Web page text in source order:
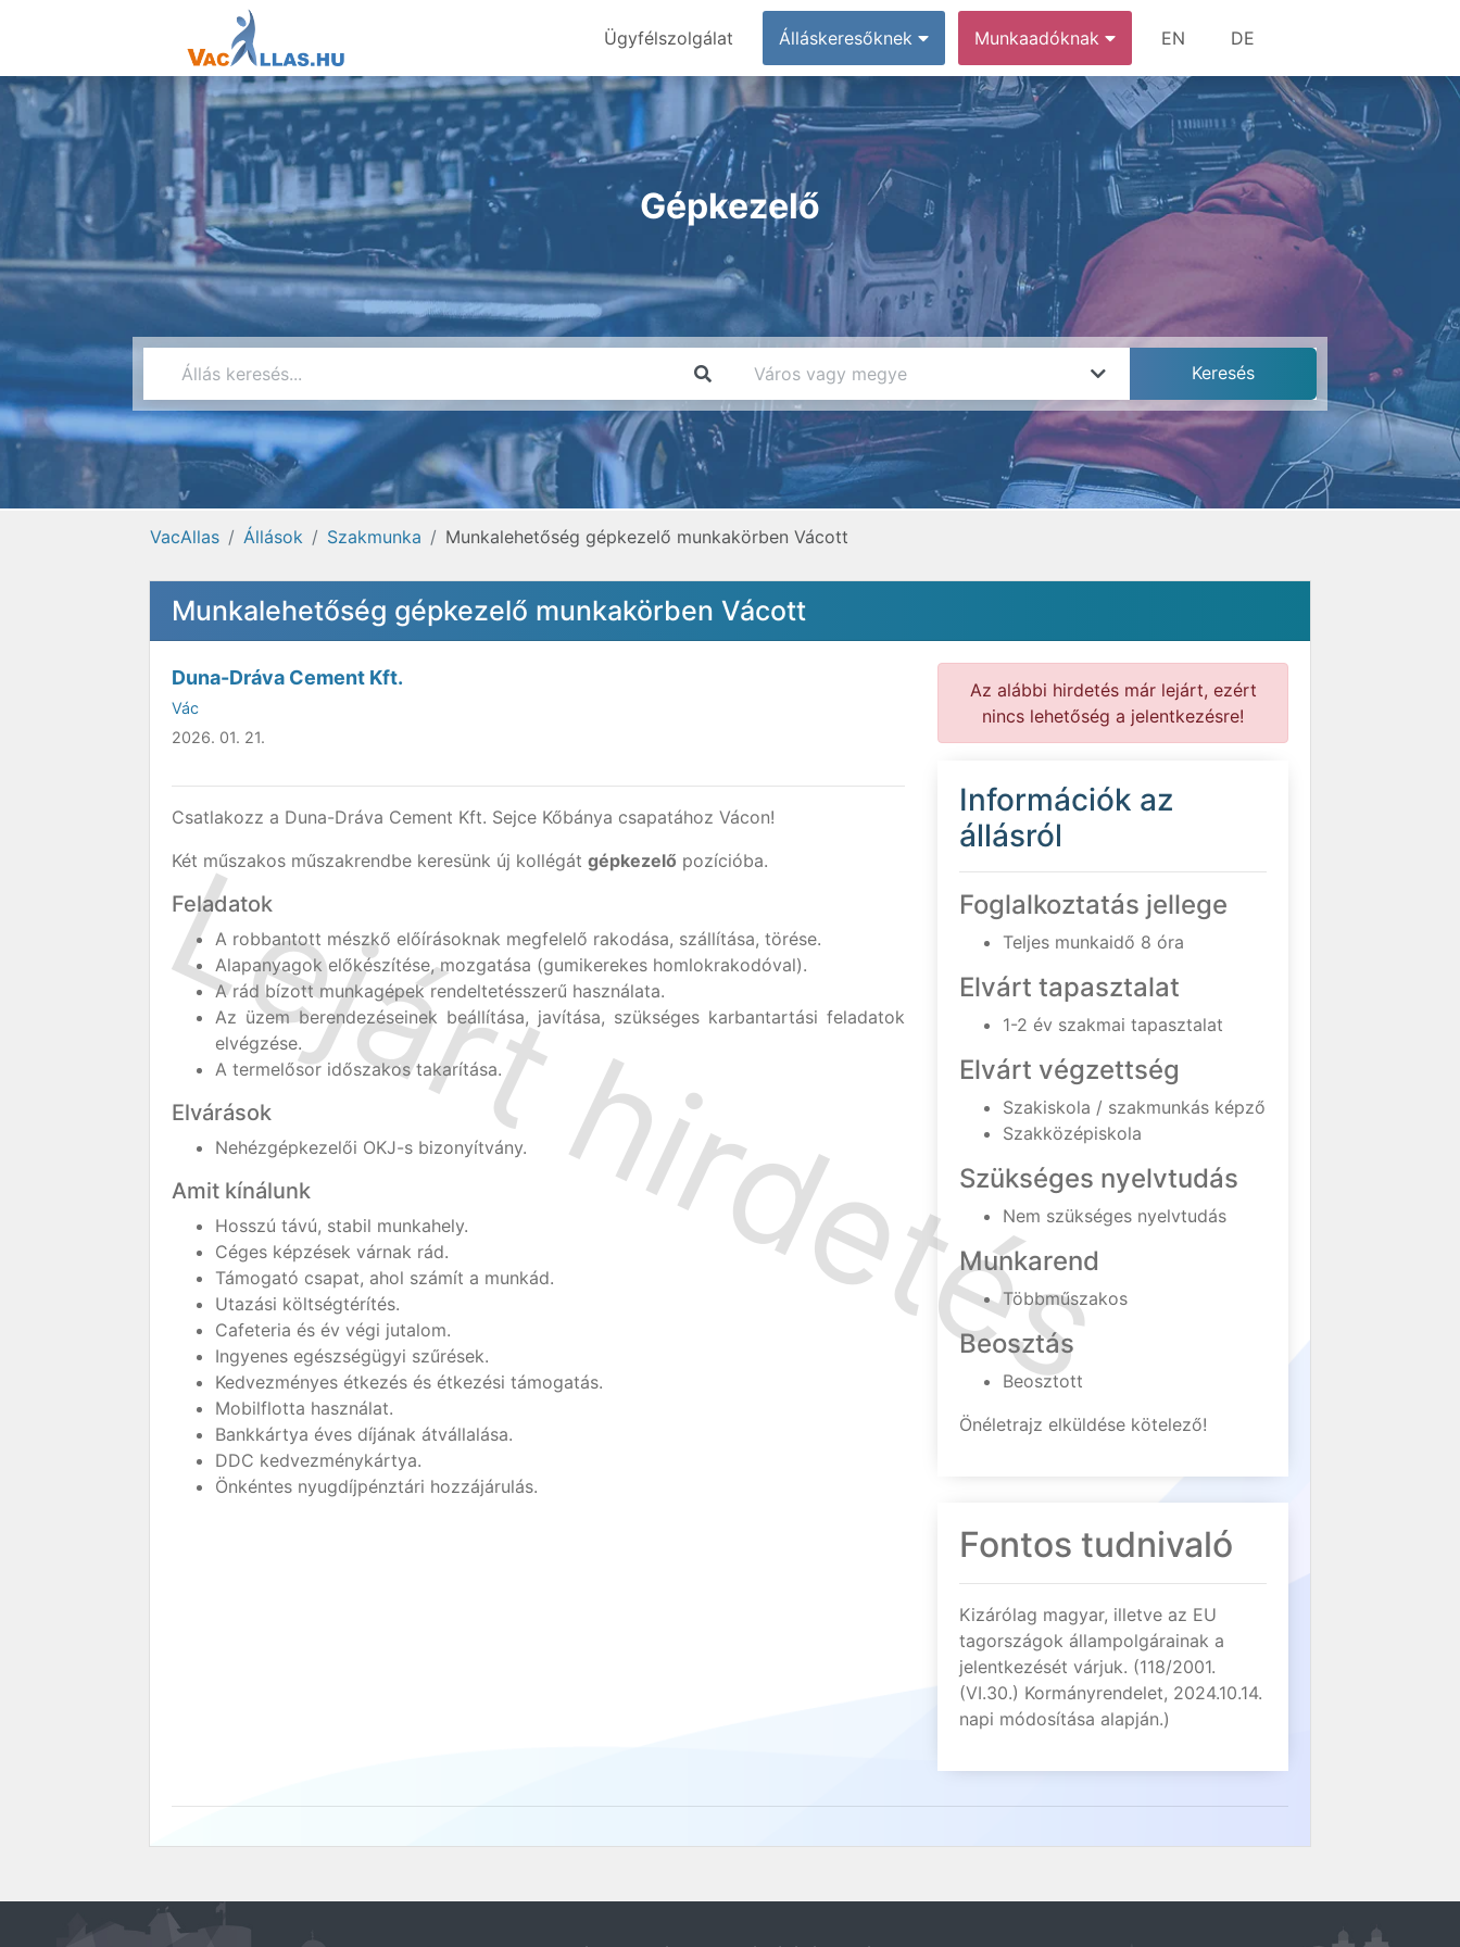
Ügyfélszolgálat Álláskeresőknek Munkaadóknak EN DE
Gépkezelő
VacAllas Állások Szakmunka Munkalehetőség gépkezelő munkakörben Vácott
Munkalehetőség gépkezelő munkakörben Vácott
Duna-Dráva Cement Kft.
Vác
2026. 01. 21.
Csatlakozz a Duna-Dráva Cement Kft. Sejce Kőbánya csapatához Vácon!
Két műszakos műszakrendbe keresünk új kollégát gépkezelő pozícióba.
Feladatok
A robbantott mészkő előírásoknak megfelelő rakodása, szállítása, törése.
Alapanyagok előkészítése, mozgatása (gumikerekes homlokrakodóval).
A rád bízott munkagépek rendeltetésszerű használata.
Az üzem berendezéseinek beállítása, javítása, szükséges karbantartási feladatok
elvégzése.
A termelősor időszakos takarítása.
Elvárások
Nehézgépkezelői OKJ-s bizonyítvány.
Amit kínálunk
Hosszú távú, stabil munkahely.
Céges képzések várnak rád.
Támogató csapat, ahol számít a munkád.
Utazási költségtérítés.
Cafeteria és év végi jutalom.
Ingyenes egészségügyi szűrések.
Kedvezményes étkezés és étkezési támogatás.
Mobilflotta használat.
Bankkártya éves díjának átvállalása.
DDC kedvezménykártya.
Önkéntes nyugdíjpénztári hozzájárulás.
Az alábbi hirdetés már lejárt, ezért
nincs lehetőség a jelentkezésre!
Információk az
állásról
Foglalkoztatás jellege
Teljes munkaidő 8 óra
Elvárt tapasztalat
1-2 év szakmai tapasztalat
Elvárt végzettség
Szakiskola / szakmunkás képző
Szakközépiskola
Szükséges nyelvtudás
Nem szükséges nyelvtudás
Munkarend
Többműszakos
Beosztás
Beosztott
Önéletrajz elküldése kötelező!
Fontos tudnivaló
Kizárólag magyar, illetve az EU
tagországok állampolgárainak a
jelentkezését várjuk. (118/2001.
(VI.30.) Kormányrendelet, 2024.10.14.
napi módosítása alapján.)